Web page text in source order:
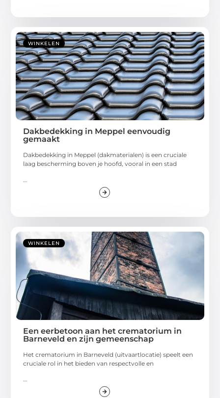
WINKELEN
Dakbedekking in Meppel eenvoudig
gemaakt
Dakbedekking in Meppel (dakmaterialen) is een cruciale
laag bescherming boven je hoofd, vooral in een stad
WINKELEN
Een eerbetoon aan het crematorium in
Barneveld en zijn gemeenschap
Het crematorium in Barneveld (uitvaartlocatie) speelt een
cruciale rol in het bieden van respectvolle en